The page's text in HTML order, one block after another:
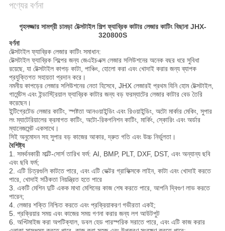
PRIVACY
POLICY
পণ্যের বর্ণনা
গৃহসজ্জার সামগ্রী চামড়া টেক্সটাইল শিল্প ফ্যাব্রিক কাটার লেজার কাটিং বিছানা JHX-
320800S
বর্ণনা
টেক্সটাইল ফ্যাব্রিক লেজার কাটিং সমাধান:
টেক্সটাইল ফ্যাব্রিক শিল্পের জন্য জেএইচএক্স লেজার সলিউশনের অনেক বছর ধরে সুবিধা
রয়েছে, যা টেক্সটাইল কাপড় কাটা, পাঞ্চিং, হোলো করা এবং খোদাই করার জন্য ব্যাপক
প্রযুক্তিগত সহায়তা প্রদান করে।
নমনীয় কাপড়ের লেজার সলিউশনের নেতা হিসেবে, JHX লেজারই প্রথম যিনি হোম টেক্সটাইল,
গার্মেন্টস এবং ইন্ডাস্ট্রিয়াল ফ্যাব্রিক কাটার জন্য বড় ফরম্যাটের লেজার কাটার বেড তৈরি
করেছেন।
ইন্টিগ্রেটেড লেজার কাটিং, স্পষ্টতা আনওয়াইন্ডিং এবং রিওয়াইন্ডিং, অটো মার্কার মেকিং, সুপার
লং ম্যাটেরিয়ালের ক্রমাগত কাটিং, অটো-রিকগনিশন কাটিং, মার্কিং, স্কোরিং এবং অর্ডার
ম্যানেজমেন্ট একসাথে।
সিই অনুমোদন সহ সুপার বড় কাজের আকার, দ্রুত গতি এবং উচ্চ নির্ভুলতা।
বৈশিষ্ট্য
1. সমর্থনকারী মাল্টি-সোর্স তারিখ ফর্ম: AI, BMP, PLT, DXF, DST, এবং অন্যান্য ছবি
এবং ছবি ফর্ম;
2. এটি চিত্রগুলি কাটতে পারে, এবং এটি ভেক্টর গ্রাফিক্সকে লাইন, কাটা এবং খোদাই করতে
পারে, খোদাই সঠিকতা নিয়ন্ত্রিত হতে পারে
3. একটি মেশিন দুটি একক মাথা মেশিনের কাজ শেষ করতে পারে, আপনি দ্বিগুণ লাভ করতে
পারেন;
4. লেজার শক্তি নিশ্চিত করতে এবং প্রক্রিয়াকরণ গভীরতা একই;
5. প্রক্রিয়ার সময় এবং কাজের সময় গণনা করার জন্য লগ আউটপুট
6. অপ্টিমাইজ করা অপটিক্যাল, ডবল হেড পারস্পরিক সরাতে পারে, এবং এটি কাজ করার